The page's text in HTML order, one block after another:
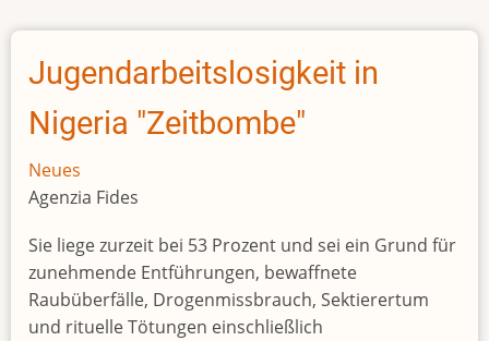
Größe
Jugendarbeitslosigkeit in
Nigeria "Zeitbombe"
Neues
Agenzia Fides
Sie liege zurzeit bei 53 Prozent und sei ein Grund für
zunehmende Entführungen, bewaffnete
Raubüberfälle, Drogenmissbrauch, Sektierertum
und rituelle Tötungen einschließlich